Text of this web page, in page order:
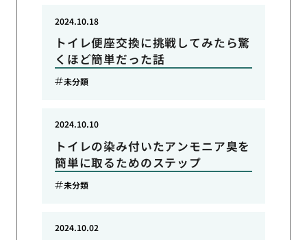
トイレ便座交換に挑戦してみたら驚
くほど簡単だった話
2024.10.18
未分類
トイレの染み付いたアンモニア臭を
簡単に取るためのステップ
2024.10.10
未分類
2024.10.02